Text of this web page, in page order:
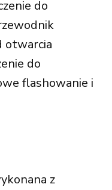
do
otwarcia
do
flashowanie i
z